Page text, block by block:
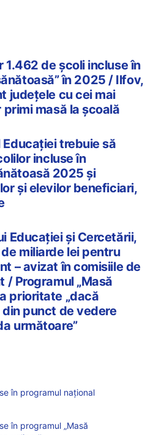
1.462 de școli incluse în
în 2025 / Ilfov,
județele cu cei mai
masă la școală
trebuie să
incluse în
2025 și
și elevilor beneficiari,
Educației și Cercetării,
miliarde lei pentru
– avizat în comisiile de
/ Programul „Masă
prioritate „dacă
punct de vedere
următoare”
în programul național
în programul „Masă